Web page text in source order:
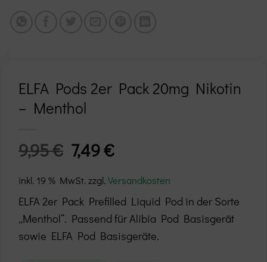
ELFA Pods 2er Pack 20mg Nikotin
– Menthol
9,95€ Ursprünglicher
Preis
9,95 €
7,49€Aktueller
Preis
7,49 €.
inkl. 19 % MwSt. zzgl. Versandkosten
ELFA 2er Pack Prefilled Liquid Pod in der Sorte
„Menthol“. Passend für Alibia Pod Basisgerät
sowie ELFA Pod Basisgeräte.